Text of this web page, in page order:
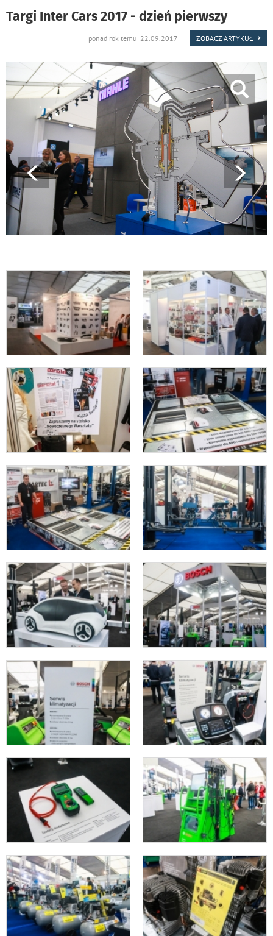
Targi Inter Cars 2017 - dzień pierwszy
ponad rok temu 22.09.2017 ZOBACZ ARTYKUŁ